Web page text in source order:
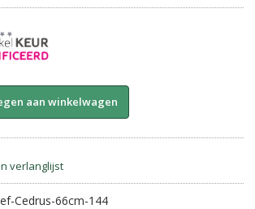
aan winkelwagen
n
verlanglijst
Cedrus-66cm-144